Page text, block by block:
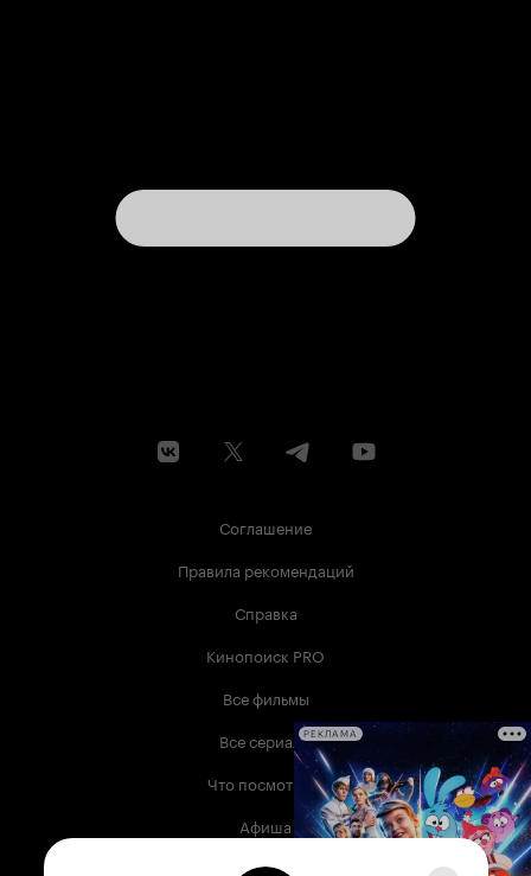
Соглашение
Правила рекомендаций
Справка
Кинопоиск PRO
Все фильмы
Все сериалы
Что посмотреть
Афиша
Музыка
РЕКЛАМА